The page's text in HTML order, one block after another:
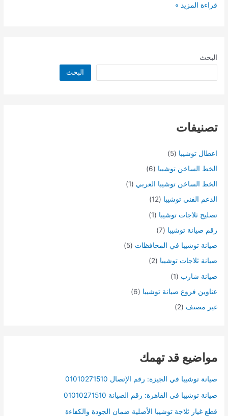
قراءة المزيد »
البحث
البحث
تصنيفات
اعطال توشيبا (5)
الخط الساخن توشيبا (6)
الخط الساخن توشيبا العربي (1)
الدعم الفني توشيبا (12)
تصليح ثلاجات توشيبا (1)
رقم صيانة توشيبا (7)
صيانة توشيبا في المحافظات (5)
صيانة ثلاجات توشيبا (2)
صيانة شارب (1)
عناوين فروع صيانة توشيبا (6)
غير مصنف (2)
مواضيع قد تهمك
صيانة توشيبا في الجيزة: رقم الإتصال 01010271510
صيانة توشيبا في القاهرة: رقم الصيانة 01010271510
قطع غيار ثلاجة توشيبا الأصلية ضمان الجودة والكفاءة